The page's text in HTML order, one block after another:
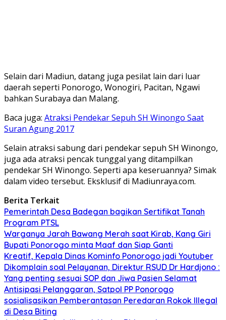
Selain dari Madiun, datang juga pesilat lain dari luar
daerah seperti Ponorogo, Wonogiri, Pacitan, Ngawi
bahkan Surabaya dan Malang.
Baca juga: Atraksi Pendekar Sepuh SH Winongo Saat
Suran Agung 2017
Selain atraksi sabung dari pendekar sepuh SH Winongo,
juga ada atraksi pencak tunggal yang ditampilkan
pendekar SH Winongo. Seperti apa keseruannya? Simak
dalam video tersebut. Eksklusif di Madiunraya.com.
Berita Terkait
Pemerintah Desa Badegan bagikan Sertifikat Tanah
Program PTSL
Warganya Jarah Bawang Merah saat Kirab, Kang Giri
Bupati Ponorogo minta Maaf dan Siap Ganti
Kreatif, Kepala Dinas Kominfo Ponorogo jadi Youtuber
Dikomplain soal Pelayanan, Direktur RSUD Dr Hardjono :
Yang penting sesuai SOP dan Jiwa Pasien Selamat
Antisipasi Pelanggaran, Satpol PP Ponorogo
sosialisasikan Pemberantasan Peredaran Rokok Illegal
di Desa Biting